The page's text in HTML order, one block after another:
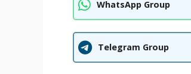
WhatsApp Group
Telegram Group